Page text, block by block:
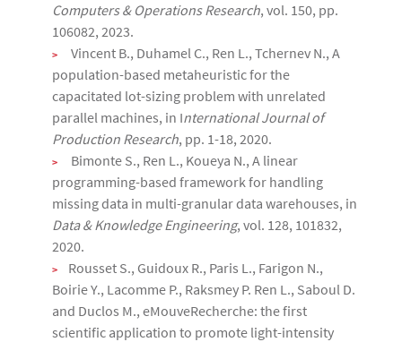
Computers & Operations Research, vol. 150, pp.
106082, 2023.
Vincent B., Duhamel C., Ren L., Tchernev N., A
population-based metaheuristic for the
capacitated lot-sizing problem with unrelated
parallel machines, in International Journal of
Production Research, pp. 1-18, 2020.
Bimonte S., Ren L., Koueya N., A linear
programming-based framework for handling
missing data in multi-granular data warehouses, in
Data & Knowledge Engineering, vol. 128, 101832,
2020.
Rousset S., Guidoux R., Paris L., Farigon N.,
Boirie Y., Lacomme P., Raksmey P. Ren L., Saboul D.
and Duclos M., eMouveRecherche: the first
scientific application to promote light-intensity